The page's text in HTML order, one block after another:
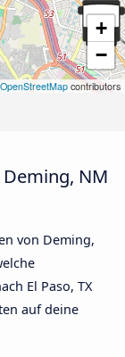
+
−
OpenStreetMap contributors
NM
von Deming,
El Paso, TX
auf deine